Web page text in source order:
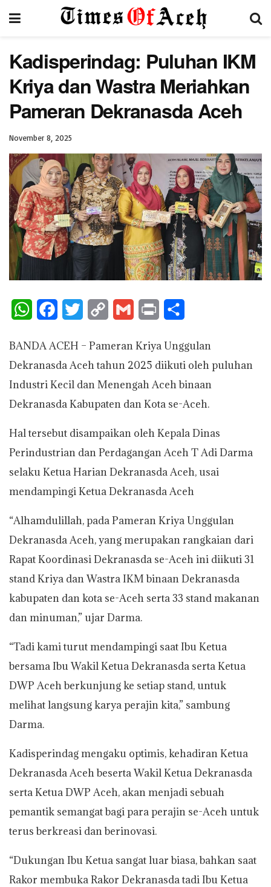
Kadisperindag: Puluhan IKM
Kriya dan Wastra Meriahkan
Pameran Dekranasda Aceh
November 8, 2025
W
a
t
s
p
p
c
e
b
o
k
t
t
r
p
y
L
n
k
a
i
l
i
n
t
a
r
e
BANDA ACEH – Pameran Kriya Unggulan
Dekranasda Aceh tahun 2025 diikuti oleh puluhan
Industri Kecil dan Menengah Aceh binaan
Dekranasda Kabupaten dan Kota se-Aceh.
Hal tersebut disampaikan oleh Kepala Dinas
Perindustrian dan Perdagangan Aceh T Adi Darma
selaku Ketua Harian Dekranasda Aceh, usai
mendampingi Ketua Dekranasda Aceh
“Alhamdulillah, pada Pameran Kriya Unggulan
Dekranasda Aceh, yang merupakan rangkaian dari
Rapat Koordinasi Dekranasda se-Aceh ini diikuti 31
stand Kriya dan Wastra IKM binaan Dekranasda
kabupaten dan kota se-Aceh serta 33 stand makanan
dan minuman,” ujar Darma.
“Tadi kami turut mendampingi saat Ibu Ketua
bersama Ibu Wakil Ketua Dekranasda serta Ketua
DWP Aceh berkunjung ke setiap stand, untuk
melihat langsung karya perajin kita,” sambung
Darma.
Kadisperindag mengaku optimis, kehadiran Ketua
Dekranasda Aceh beserta Wakil Ketua Dekranasda
serta Ketua DWP Aceh, akan menjadi sebuah
pemantik semangat bagi para perajin se-Aceh untuk
terus berkreasi dan berinovasi.
“Dukungan Ibu Ketua sangat luar biasa, bahkan saat
Rakor membuka Rakor Dekranasda tadi Ibu Ketua